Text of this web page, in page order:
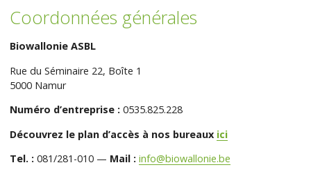
Coordonnées générales
Biowallonie ASBL
Rue du Séminaire 22, Boîte 1
5000 Namur
Numéro d’entreprise : 0535.825.228
Découvrez le plan d’accès à nos bureaux ici
Tel. : 081/281-010 — Mail : info@biowallonie.be